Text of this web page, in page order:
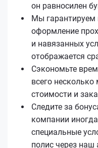
он равносилен
Мы гарантируем
оформление
и навязанных
отображается
Сэкономьте
всего несколько
стоимости и
Следите за
компании
специальные
полис через наш